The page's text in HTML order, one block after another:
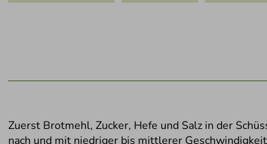
Zuerst Brotmehl, Zucker, Hefe und Salz in der
nach und mit niedriger bis mittlerer